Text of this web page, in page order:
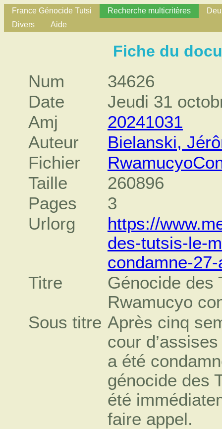
France Génocide Tutsi Recherche multicritères
Divers
Aide
Fiche du
Num
34626
Date
Jeudi 31
Amj
20241031
Auteur
Bielanski,
Fichier
Taille
260896
Pages
3
Urlorg
https://
des-tutsis-le-
condamne-
Titre
Génocide des
Rwamucyo
Sous titre Après cinq
cour
a été
génocide des
été
faire appel.